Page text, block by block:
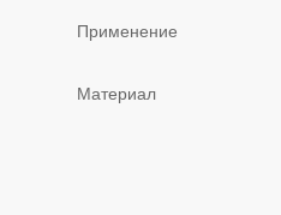
Применение
Материал